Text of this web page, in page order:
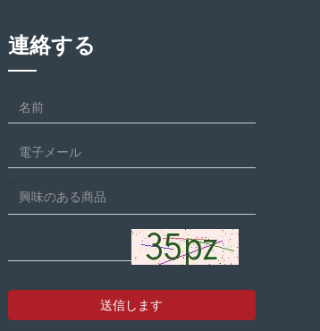
連絡する
送信します